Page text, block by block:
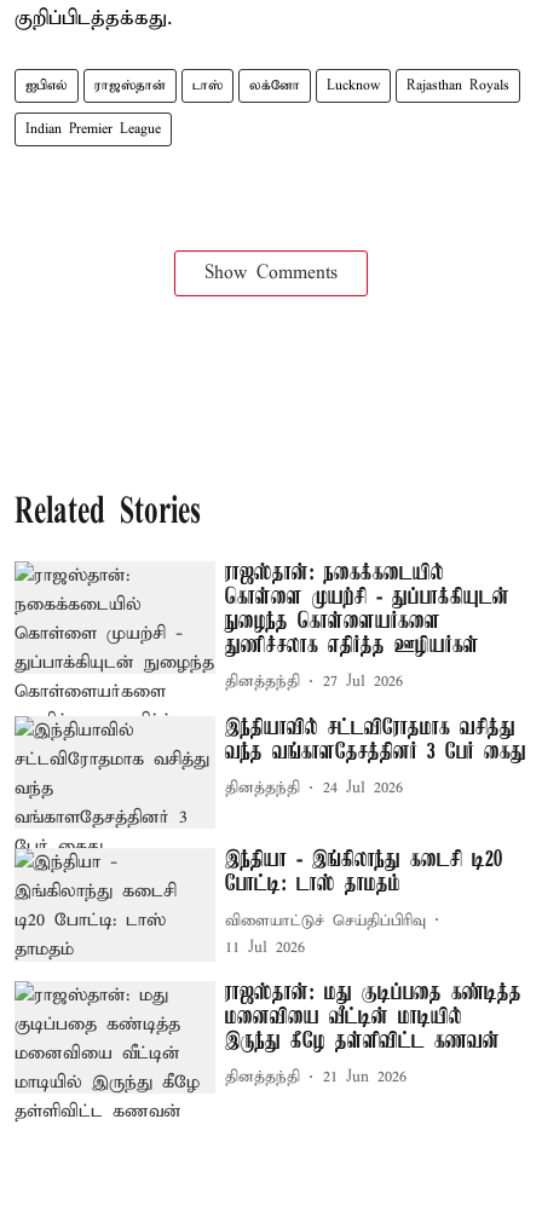
குறிப்பிடத்தக்கது.
ஐபிஎல் ராஜஸ்தான் டாஸ் லக்னோ Lucknow Rajasthan Royals
Indian Premier League
Show Comments
Related Stories
ராஜஸ்தான்: நகைக்கடையில்
கொள்ளை முயற்சி - துப்பாக்கியுடன்
நுழைந்த கொள்ளையர்களை
துணிச்சலாக எதிர்த்த ஊழியர்கள்
தினத்தந்தி 27 Jul 2026
இந்தியாவில் சட்டவிரோதமாக வசித்து
வந்த வங்காளதேசத்தினர் 3 பேர் கைது
தினத்தந்தி 24 Jul 2026
இந்தியா - இங்கிலாந்து கடைசி டி20
போட்டி: டாஸ் தாமதம்
விளையாட்டுச் செய்திப்பிரிவு
11 Jul 2026
ராஜஸ்தான்: மது குடிப்பதை கண்டித்த
மனைவியை வீட்டின் மாடியில்
இருந்து கீழே தள்ளிவிட்ட கணவன்
தினத்தந்தி 21 Jun 2026